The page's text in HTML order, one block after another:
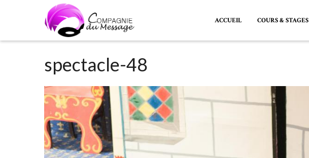
ACCUEIL COURS & STAGES
spectacle-48